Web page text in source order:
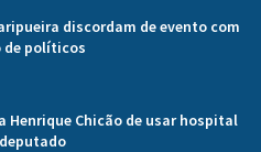
discordam de evento com
políticos
Henrique Chicão de usar hospital